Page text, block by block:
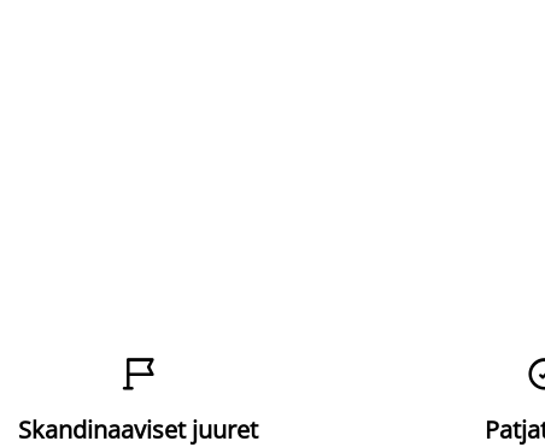

Skandinaaviset juuret